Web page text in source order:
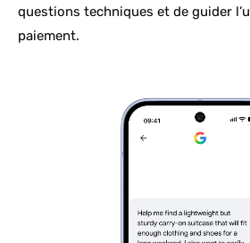
questions techniques et de guider
paiement.